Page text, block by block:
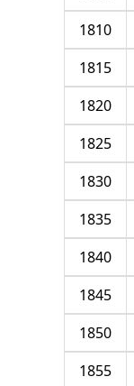
1810
1815
1820
1825
1830
1835
1840
1845
1850
1855